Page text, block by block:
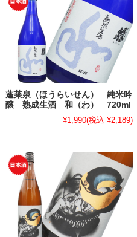
蓬莱泉（ほうらいせん） 純米吟
醸 熟成生酒 和（わ） 720ml
¥1,990(税込 ¥2,189)